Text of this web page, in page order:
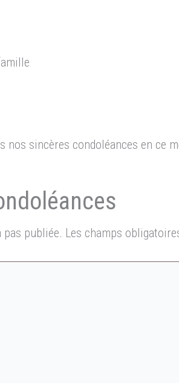
nos sincères condoléances en ce
pas publiée. Les champs